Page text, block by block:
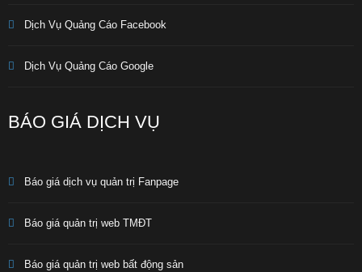
Dịch Vụ Quảng Cáo Facebook
Dịch Vụ Quảng Cáo Google
BÁO GIÁ DỊCH VỤ
Báo giá dịch vụ quản trị Fanpage
Báo giá quản trị web TMĐT
Báo giá quản trị web bất động sản